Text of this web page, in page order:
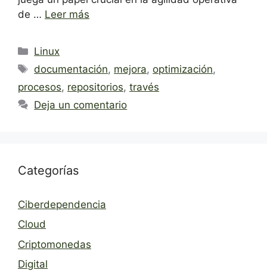
de … Leer más
Categorías
Linux
Etiquetas
documentación, mejora,optimización,
procesos, repositorios, través
Deja un comentario
Categorías
Ciberdependencia
Cloud
Criptomonedas
Digital